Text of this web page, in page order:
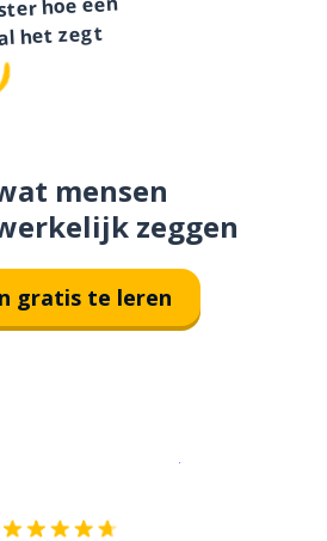
hoe een
het zegt
mensen
zeggen
gratis te leren